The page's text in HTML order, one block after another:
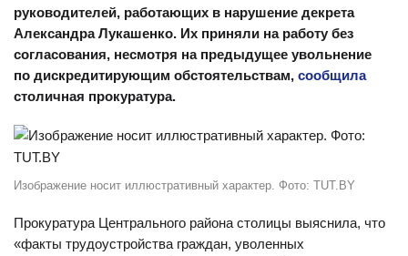
руководителей, работающих в нарушение декрета
Александра Лукашенко. Их приняли на работу без
согласования, несмотря на предыдущее увольнение
по дискредитирующим обстоятельствам, сообщила
столичная прокуратура.
Изображение носит иллюстративный характер. Фото: TUT.BY
Прокуратура Центрального района столицы выяснила, что
«факты трудоустройства граждан, уволенных